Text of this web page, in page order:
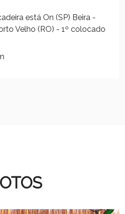
está On (SP) Beira -
Velho (RO) - 1º colocado